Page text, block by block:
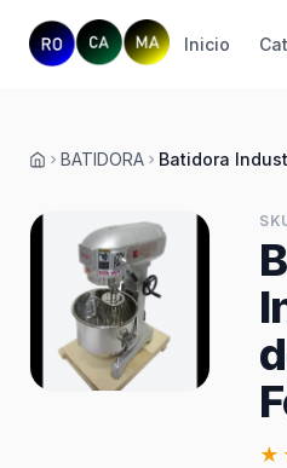
Inicio
Inicio
BATIDORA Batidora